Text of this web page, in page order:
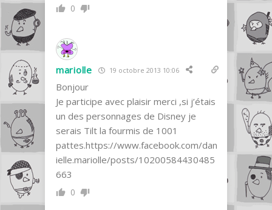
0
mariolle 19 octobre 2013 10:06
Bonjour
Je participe avec plaisir merci ,si j’étais
un des personnages de Disney je
serais Tilt la fourmis de 1001
pattes.https://www.facebook.com/dan
ielle.mariolle/posts/10200584430485
663
0